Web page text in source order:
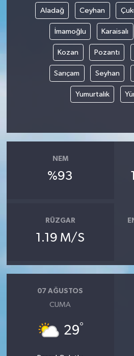
Aladağ Ceyhan
İmamoğlu Karaisalı
Kozan Pozantı
Sarıçam Seyhan
Yumurtalık
NEM
%93
RÜZGAR
1.19 M/S
07 AĞUSTOS
CUMA
29°